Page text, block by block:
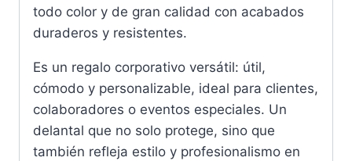
todo color y de gran calidad con acabados
duraderos y resistentes.
Es un regalo corporativo versátil: útil,
cómodo y personalizable, ideal para clientes,
colaboradores o eventos especiales. Un
delantal que no solo protege, sino que
también refleja estilo y profesionalismo en